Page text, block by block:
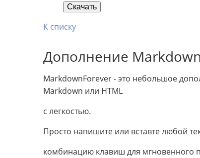
Скачать
К списку
Дополнение
MarkdownForever - это небольшое
Markdown или HTML
с легкостью.
Просто напишите или вставте любой
комбинацию клавиш для мгновенного